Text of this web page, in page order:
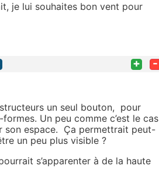
je lui souhaites bon vent pour
+ -
un seul bouton, pour
Un peu comme c’est le cas
son espace. Ça permettrait peut-
un peu plus visible ?
s’apparenter à de la haute